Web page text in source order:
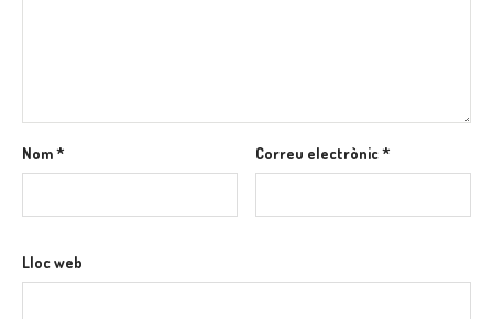
Nom* Correu electrònic*
Lloc web